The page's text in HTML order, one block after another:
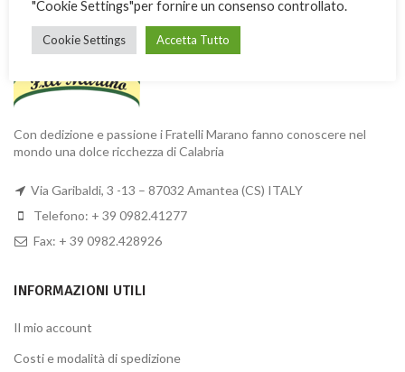
Con dedizione e passione i Fratelli Marano fanno conoscere nel
mondo una dolce ricchezza di Calabria
Via Garibaldi, 3 -13 – 87032 Amantea (CS) ITALY
Telefono: + 39 0982.41277
Fax: + 39 0982.428926
INFORMAZIONI UTILI
Il mio account
Costi e modalità di spedizione
"Cookie Settings"per fornire un consenso controllato.
Cookie Settings Accetta Tutto